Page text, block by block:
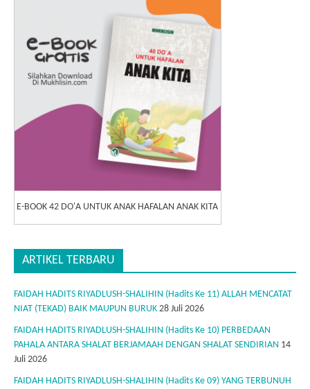
E-BOOK 42 DO'A UNTUK ANAK HAFALAN ANAK KITA
ARTIKEL TERBARU
FAIDAH HADITS RIYADLUSH-SHALIHIN (Hadits Ke 11) ALLAH MENCATAT
NIAT (TEKAD) BAIK MAUPUN BURUK 28 Juli 2026
FAIDAH HADITS RIYADLUSH-SHALIHIN (Hadits Ke 10) PERBEDAAN
PAHALA ANTARA SHALAT BERJAMAAH DENGAN SHALAT SENDIRIAN 14
Juli 2026
FAIDAH HADITS RIYADLUSH-SHALIHIN (Hadits Ke 09) YANG TERBUNUH